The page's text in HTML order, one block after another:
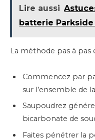
Lire aussi
batterie
La méthode pas à
Commencez par
sur l’ensemble de
Saupoudrez
bicarbonate de
Faites pénétrer la